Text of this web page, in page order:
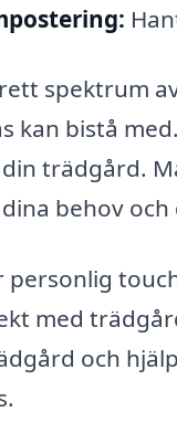
spektrum
kan bistå
trädgård.
behov
personlig
med
och